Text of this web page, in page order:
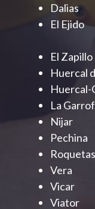
Dalias
El Ejido
El Zapillo
Huercal
Huercal-
La
Nijar
Pechina
Vera
Vicar
Viator